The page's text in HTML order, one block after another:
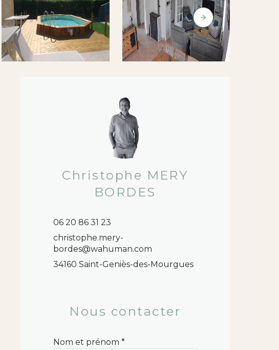
Christophe MERY
BORDES
06 20 86 31 23
christophe.mery-
bordes@wahuman.com
34160 Saint-Geniès-des-Mourgues
Nous contacter
Nom et prénom *